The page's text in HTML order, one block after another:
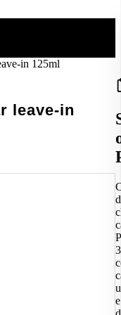
in 125ml
leave-in
e